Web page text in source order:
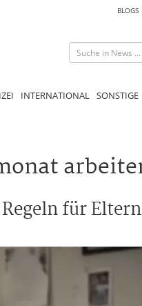
BLOGS
INTERNATIONAL SONSTIGE
für